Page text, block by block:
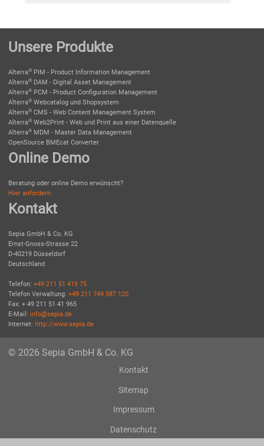
Unsere Produkte
Alterra® PIM - Product Information Management
Alterra® DAM - Digital Asset Management
Alterra® PCM - Product Configuration Management
Alterra® Webcatalog und Shopsystem
Alterra® CMS - Web Content Management System
Alterra® Web2Print - Web und Print aus einer Datenquelle
Alterra® MDM - Master Data Management
OpenSource BMEcat Converter
Online Demo
Beratung oder online Demo erwünscht?
Hier anfordern.
Kontakt
Sepia GmbH & Co. KG
Ernst-Gnoss-Strasse 22
D-40219 Düsseldorf
Deutschland
Telefon: +49 211 51 419 75
Telefon Verwaltung: +49 211 749 587 120
Fax: + 49 211 51 41 965
E-Mail: info@sepia.de
Internet: http://www.sepia.de
© 2026 Sepia GmbH & Co. KG
Kontakt
Sitemap
Impressum
Datenschutz